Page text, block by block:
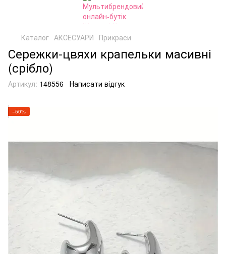
Каталог АКСЕСУАРИ Прикраси
Сережки-цвяхи крапельки масивні
(срібло)
Артикул: 148556 Написати відгук
−50%